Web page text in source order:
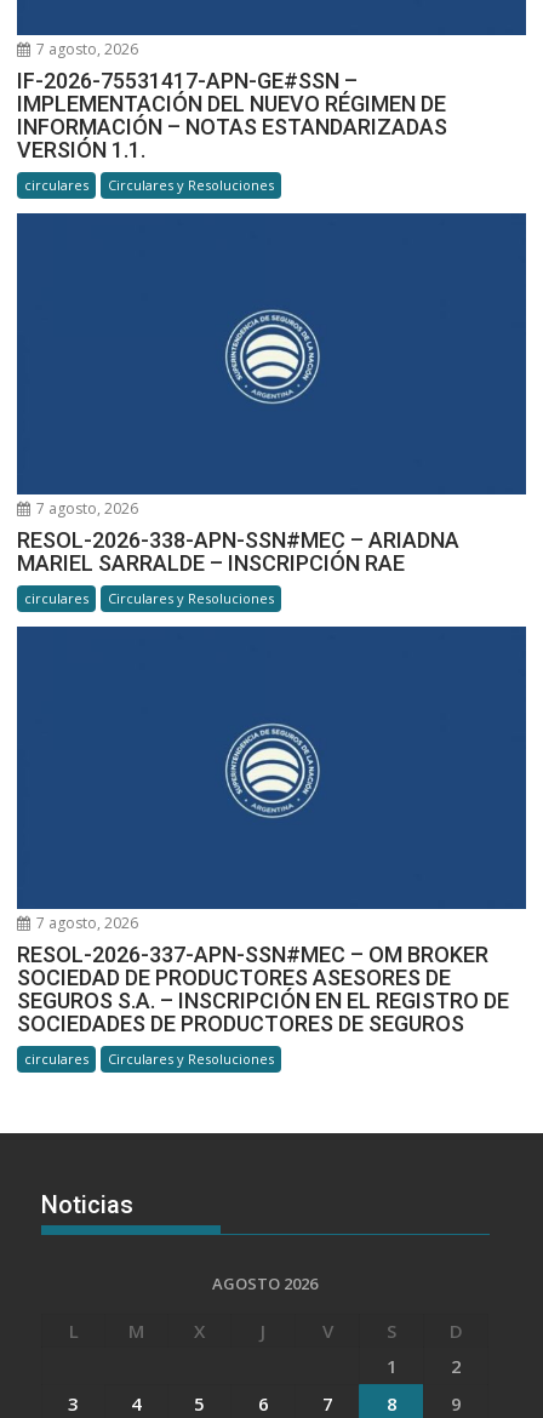
7 agosto, 2026
IF-2026-75531417-APN-GE#SSN –
IMPLEMENTACIÓN DEL NUEVO RÉGIMEN DE
INFORMACIÓN – NOTAS ESTANDARIZADAS
VERSIÓN 1.1.
circulares Circulares y Resoluciones
7 agosto, 2026
RESOL-2026-338-APN-SSN#MEC – ARIADNA
MARIEL SARRALDE – INSCRIPCIÓN RAE
circulares Circulares y Resoluciones
7 agosto, 2026
RESOL-2026-337-APN-SSN#MEC – OM BROKER
SOCIEDAD DE PRODUCTORES ASESORES DE
SEGUROS S.A. – INSCRIPCIÓN EN EL REGISTRO DE
SOCIEDADES DE PRODUCTORES DE SEGUROS
circulares Circulares y Resoluciones
Noticias
AGOSTO 2026
L M X J V S
D
1
2
3
4 5 6 7 8
9